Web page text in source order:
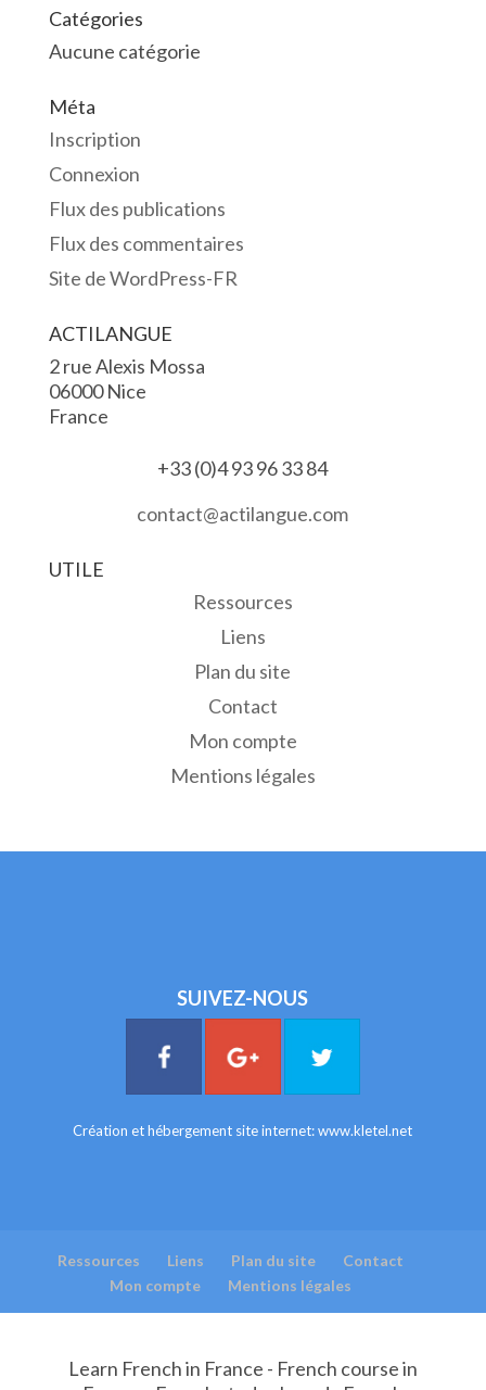
Catégories
Aucune catégorie
Méta
Inscription
Connexion
Flux des publications
Flux des commentaires
Site de WordPress-FR
ACTILANGUE
2 rue Alexis Mossa
06000 Nice
France
+33 (0)4 93 96 33 84
contact@actilangue.com
UTILE
Ressources
Liens
Plan du site
Contact
Mon compte
Mentions légales
SUIVEZ-NOUS
Création et hébergement site internet:www.kletel.net
Ressources Liens Plan du site
Contact
Mon compte
Mentions légales
Learn French in France - French course in